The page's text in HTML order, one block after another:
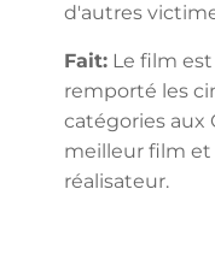
d'autres
Fait: Le film
remporté les
catégories aux
meilleur film
réalisateur.